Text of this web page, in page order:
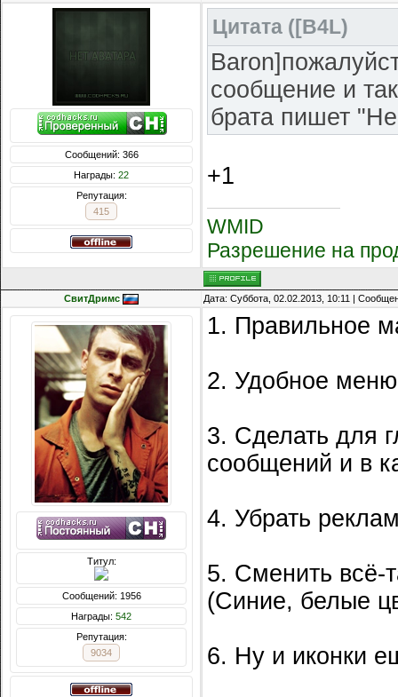
Сообщений: 366
Награды: 22
Репутация:
415
Цитата ([B4L)
сообщение и
брата пишет
+1
WMID
Разрешение на
СвитДримс Дата: Суббота, 02.02.2013, 10:11 |
Титул:
Сообщений: 1956
Награды: 542
Репутация:
9034
1. Правильное
2. Удобное
3. Сделать для
сообщений и в
4. Убрать
5. Сменить всё-
(Синие, белые
6. Ну и иконки